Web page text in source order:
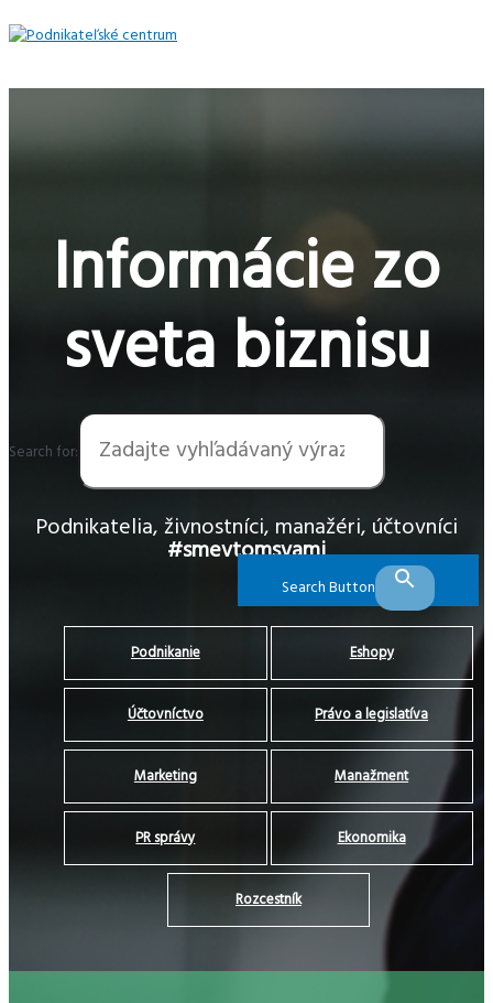
Preskočiť
na
Menu
Informácie zo
sveta biznisu
Search for:
Search Button
Podnikatelia, živnostníci, manažéri, účtovníci
#smevtomsvami
Podnikanie Eshopy
Účtovníctvo Právo a legislatíva
Marketing Manažment
PR správy Ekonomika
Rozcestník